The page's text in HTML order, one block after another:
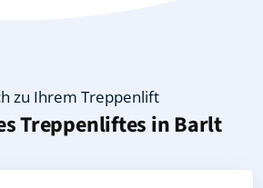
zu Ihrem Treppenlift
Treppenliftes inBarlt